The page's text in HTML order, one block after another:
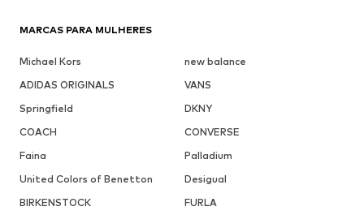
MARCAS PARA MULHERES
Michael Kors
new balance
ADIDAS ORIGINALS
VANS
Springfield
DKNY
COACH
CONVERSE
Faina
Palladium
United Colors of Benetton
Desigual
BIRKENSTOCK
FURLA